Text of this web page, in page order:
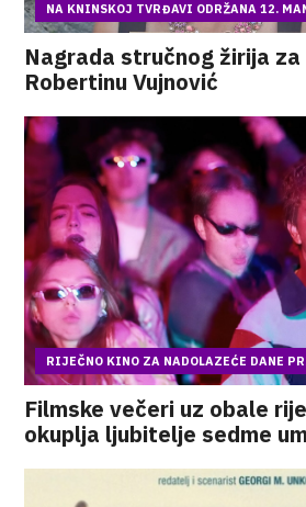
NA KNINSKOJ TVRĐAVI ODRŽANA 12.
Nagrada stručnog žirija
Robertinu Vujnović
RIJEČNO KINO ZA NADOLAZEĆE DANE
Filmske večeri uz obale
okuplja ljubitelje sedme